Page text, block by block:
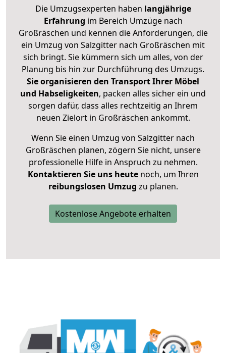
Die Umzugsexperten haben langjährige
Erfahrung im Bereich Umzüge nach
Großräschen und kennen die Anforderungen, die
ein Umzug von Salzgitter nach Großräschen mit
sich bringt. Sie kümmern sich um alles, von der
Planung bis hin zur Durchführung des Umzugs.
Sie organisieren den Transport Ihrer Möbel
und Habseligkeiten, packen alles sicher ein und
sorgen dafür, dass alles rechtzeitig an Ihrem
neuen Zielort in Großräschen ankommt.
Wenn Sie einen Umzug von Salzgitter nach
Großräschen planen, zögern Sie nicht, unsere
professionelle Hilfe in Anspruch zu nehmen.
Kontaktieren Sie uns heutenoch, um Ihren
reibungslosen Umzug zu planen.
Kostenlose Angebote erhalten